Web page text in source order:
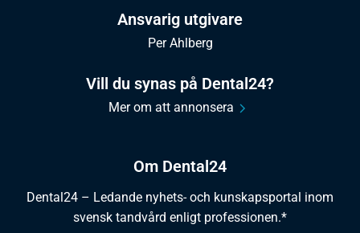
Om Dental24
Dental24 – Ledande nyhets- och kunskapsportal inom
svensk tandvård enligt professionen.*
Ansvarig utgivare
Per Ahlberg
Vill du synas på Dental24?
Mer om att annonsera